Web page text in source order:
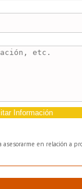
Información
en relación